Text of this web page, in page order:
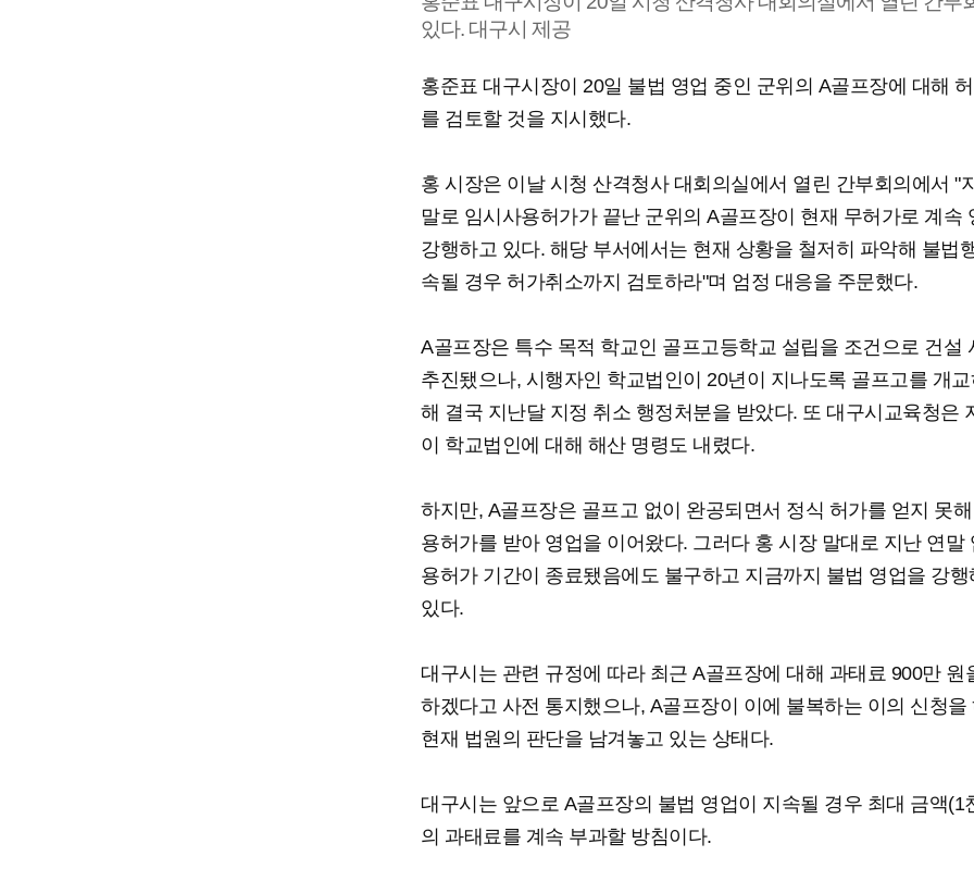
있다. 대구시 제공
홍준표 대구시장이 20일 불법 영업 중인 군위의 A골프장에 대해
를 검토할 것을 지시했다.
홍 시장은 이날 시청 산격청사 대회의실에서 열린 간부회의에서 "
말로 임시사용허가가 끝난 군위의 A골프장이 현재 무허가로 계속
강행하고 있다. 해당 부서에서는 현재 상황을 철저히 파악해 불법
속될 경우 허가취소까지 검토하라"며 엄정 대응을 주문했다.
A골프장은 특수 목적 학교인 골프고등학교 설립을 조건으로 건설
추진됐으나, 시행자인 학교법인이 20년이 지나도록 골프고를 개
해 결국 지난달 지정 취소 행정처분을 받았다. 또 대구시교육청은
이 학교법인에 대해 해산 명령도 내렸다.
하지만, A골프장은 골프고 없이 완공되면서 정식 허가를 얻지 못
용허가를 받아 영업을 이어왔다. 그러다 홍 시장 말대로 지난 연말
용허가 기간이 종료됐음에도 불구하고 지금까지 불법 영업을 강행
있다.
대구시는 관련 규정에 따라 최근 A골프장에 대해 과태료 900만 원
하겠다고 사전 통지했으나, A골프장이 이에 불복하는 이의 신청을
현재 법원의 판단을 남겨놓고 있는 상태다.
대구시는 앞으로 A골프장의 불법 영업이 지속될 경우 최대 금액(1
의 과태료를 계속 부과할 방침이다.